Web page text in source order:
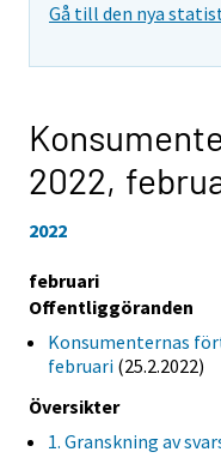
Gå till den nya
2022,
2022
februari
Offentliggöranden
Konsumenternas
februari (25.2.2022)
Översikter
1. Granskning av